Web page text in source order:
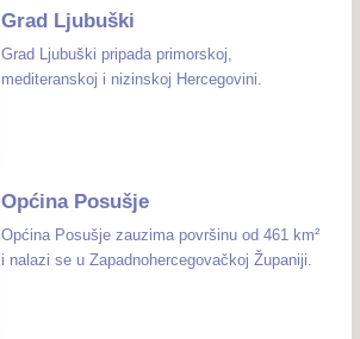
Grad Ljubuški
Grad Ljubuški pripada primorskoj,
mediteranskoj i nizinskoj Hercegovini.
Općina Posušje
Općina Posušje zauzima površinu od 461 km²
i nalazi se u Zapadnohercegovačkoj Županiji.